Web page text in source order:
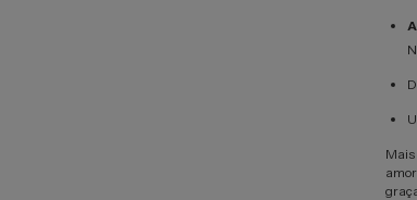
Mais